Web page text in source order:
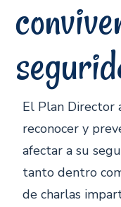
El Plan Director
reconocer y
afectar a su
tanto dentro
de charlas